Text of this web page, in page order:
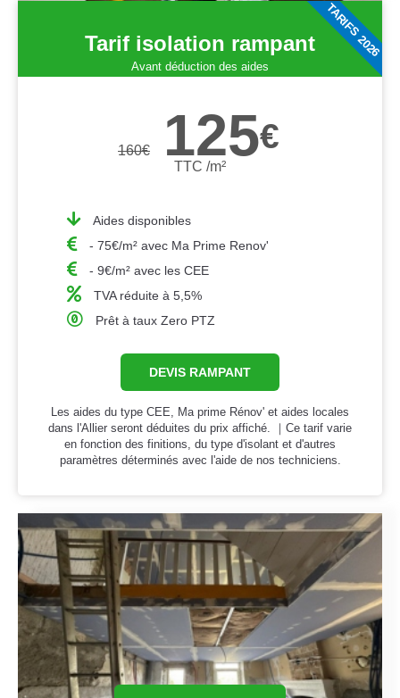
Tarif isolation rampant
Avant déduction des aides
160€ 125€
TTC /m²
Aides disponibles
- 75€/m² avec Ma Prime Renov'
- 9€/m² avec les CEE
TVA réduite à 5,5%
Prêt à taux Zero PTZ
DEVIS RAMPANT
Les aides du type CEE, Ma prime Rénov' et aides locales
dans l'Allier seront déduites du prix affiché. ｜Ce tarif varie
en fonction des finitions, du type d'isolant et d'autres
paramètres déterminés avec l'aide de nos techniciens.
TARIFS 2026